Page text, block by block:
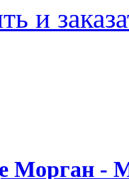
и
Морган -